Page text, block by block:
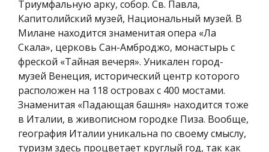
Триумфальную арку, собор. Св. Павла,
Капитолийский музей, Национальный музей. В
Милане находится знаменитая опера «Ла
Скала», церковь Сан-Амброджо, монастырь с
фреской «Тайная вечеря». Уникален город-
музей Венеция, исторический центр которого
расположен на 118 островах с 400 мостами.
Знаменитая «Падающая башня» находится тоже
в Италии, в живописном городке Пиза. Вообще,
география Италии уникальна по своему смыслу,
туризм здесь процветает круглый год, так как